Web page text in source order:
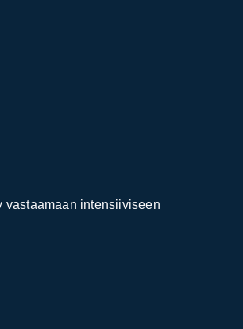
vastaamaan intensiiviseen